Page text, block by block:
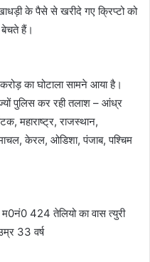
के पैसे से खरीदे गए क्रिप्टो को
हैं।
का घोटाला सामने आया है।
पुलिस कर रही तलाश – आंध्र
महाराष्ट्र, राजस्थान,
केरल, ओडिशा, पंजाब, पश्चिम
म0नं0 424 तेलियो का वास त्युरी
33 वर्ष